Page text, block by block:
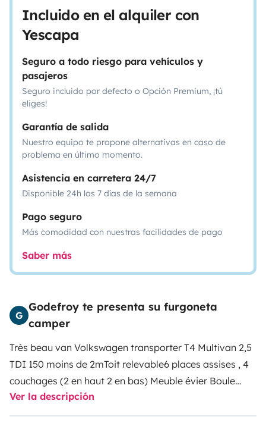
Incluido en el alquiler con
Yescapa
Seguro a todo riesgo para vehículos y
pasajeros
Seguro incluido por defecto o Opción Premium, ¡tú
eliges!
Garantía de salida
Nuestro equipo te propone alternativas en caso de
problema en último momento.
Asistencia en carretera 24/7
Disponible 24h los 7 días de la semana
Pago seguro
Más comodidad con nuestras facilidades de pago
Saber más
G
Godefroy te presenta su furgoneta
camper
Très beau van Volkswagen transporter T4 Multivan 2,5
TDI 150 moins de 2mToit relevable6 places assises , 4
couchages (2 en haut 2 en bas) Meuble évier Boule
attelage
Ver la descripción